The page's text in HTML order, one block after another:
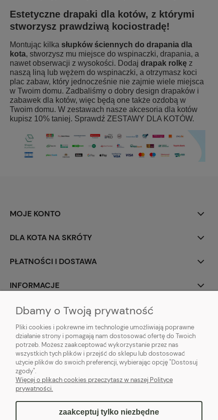
Estetyczne drapaki dla kotów, z którymi
stworzysz prawdziwą kociostradę!
Montując kilka słupków ściennych do drapania dla
kota, stworzysz mu miejsce do wspinaczki, drapania, a
nawet obserwacji z wysokości. Dodaj drapak rolkę z
naszą liną lub wężem do wspinaczki, a otrzymasz koci
plac zabaw, który jednocześnie nie zajmie wiele miejsca
w Twoim domu. Zadbaliśmy o dobry design drapaków i
zabawek dla kotów, więc będą one także ozdobą w
Twoim domu. W zestawach nasze akcesoria dla kotów
kupisz 10% taniej. Sprawdź ZESTAWY DLA KOTÓW.
MOJE KONTO
DLA KOTA NA SKRÓTY
PŁATNOŚCI I DOSTAWA
INFORMACJE
O NAS
Pacnij łapką!
Dbamy o Twoją prywatność
Pliki cookies i pokrewne im technologie umożliwiają poprawne
działanie strony i pomagają nam dostosować ofertę do Twoich
potrzeb. Możesz zaakceptować wykorzystanie przez nas
wszystkich tych plików i przejść do sklepu lub dostosować
użycie plików do swoich preferencji, wybierając opcję "Dostosuj
zgody".
Więcej o plikach cookies przeczytasz w naszej Polityce
prywatności.
zaakceptuj tylko niezbędne